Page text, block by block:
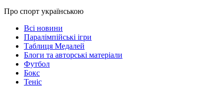
Про спорт українською
Всі новини
Паралімпійські ігри
Таблиця Медалей
Блоги та авторські матеріали
Футбол
Бокс
Теніс